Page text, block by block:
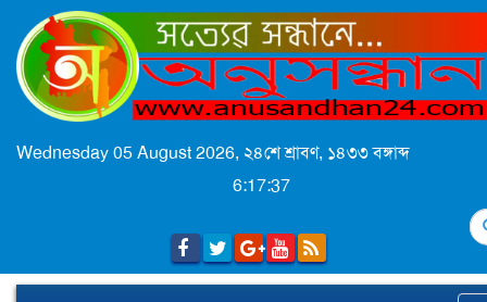
Wednesday 05 August 2026, ২৪শে শ্রাবণ, ১৪৩৩ বঙ্গাব্দ
6:17:40